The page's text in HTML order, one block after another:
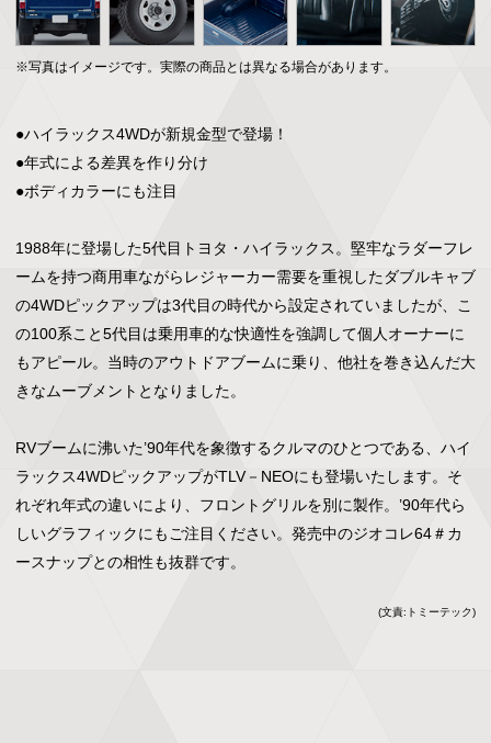
※写真はイメージです。実際の商品とは異なる場合があります。
●ハイラックス4WDが新規金型で登場！
●年式による差異を作り分け
●ボディカラーにも注目
1988年に登場した5代目トヨタ・ハイラックス。堅牢なラダーフレ
ームを持つ商用車ながらレジャーカー需要を重視したダブルキャブ
の4WDピックアップは3代目の時代から設定されていましたが、こ
の100系こと5代目は乗用車的な快適性を強調して個人オーナーに
もアピール。当時のアウトドアブームに乗り、他社を巻き込んだ大
きなムーブメントとなりました。
RVブームに沸いた’90年代を象徴するクルマのひとつである、ハイ
ラックス4WDピックアップがTLV－NEOにも登場いたします。そ
れぞれ年式の違いにより、フロントグリルを別に製作。’90年代ら
しいグラフィックにもご注目ください。発売中のジオコレ64＃カ
ースナップとの相性も抜群です。
(文責:トミーテック)